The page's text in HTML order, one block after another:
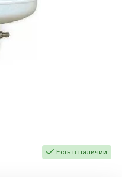
Есть в наличии